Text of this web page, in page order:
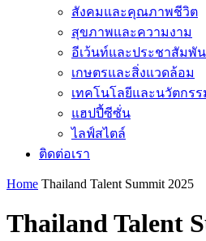
สังคมและคุณภาพชีวิต
สุขภาพและความงาม
อีเว้นท์และประชาสัมพั
เกษตรและสิ่งแวดล้อม
เทคโนโลยีและนวัตกรร
แฮปปี้ซีซั่น
ไลฟ์สไตล์
ติดต่อเรา
Home Thailand Talent Summit 2025
Thailand Talent